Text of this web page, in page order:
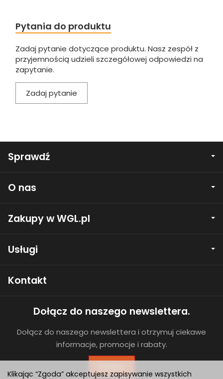
Pytania do produktu
Zadaj pytanie dotyczące produktu. Nasz zespół z
przyjemnością udzieli szczegółowej odpowiedzi na
zapytanie.
Zadaj pytanie
Sprawdź
O nas
Zakupy w WGL.pl
Usługi
Kontakt
Dołącz do naszego newslettera.
Dołącz do naszego newslettera i otrzymuj ciekawe
informacje, promocje i rabaty.
Klikając “Zgoda” akceptujesz zapisywanie wszystkich